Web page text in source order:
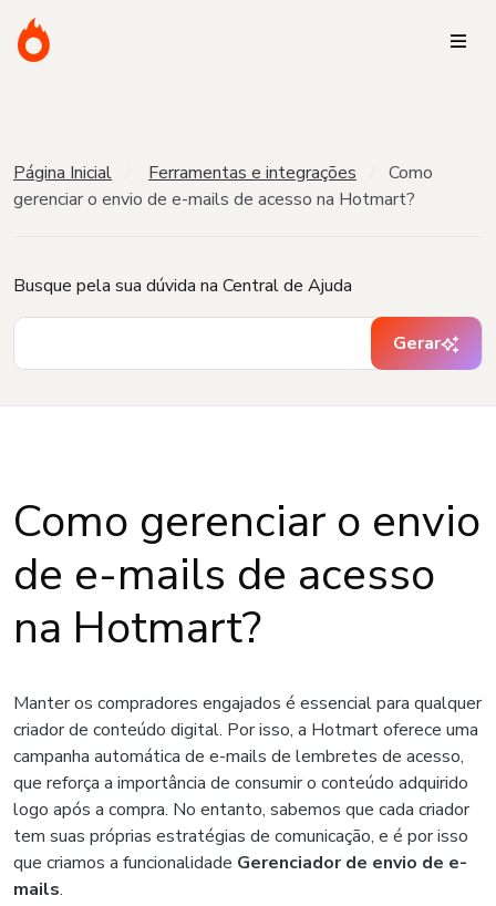
Página Inicial Ferramentas e integrações
Como
gerenciar o envio de e-mails de acesso na Hotmart?
Busque pela sua dúvida na Central de Ajuda
Gerar
Como gerenciar o envio
de e-mails de acesso
na Hotmart?
Manter os compradores engajados é essencial para qualquer
criador de conteúdo digital. Por isso, a Hotmart oferece uma
campanha automática de e-mails de lembretes de acesso,
que reforça a importância de consumir o conteúdo adquirido
logo após a compra. No entanto, sabemos que cada criador
tem suas próprias estratégias de comunicação, e é por isso
que criamos a funcionalidade Gerenciador de envio de e-
mails.